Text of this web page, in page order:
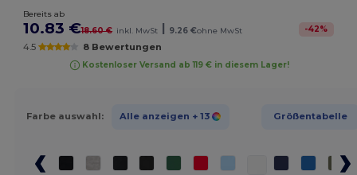
Bereits ab
10.83 €18.60 € inkl. MwSt | 9.26 €ohne MwSt -42%
4.5 8 Bewertungen
Kostenloser Versand ab 119 € in diesem Lager!
Farbe auswahl: Alle anzeigen + 13 Größentabelle